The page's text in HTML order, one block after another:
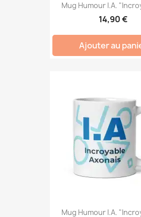
Mug Humour I.A.
14,90 €
Ajouter au
Mug Humour I.A.